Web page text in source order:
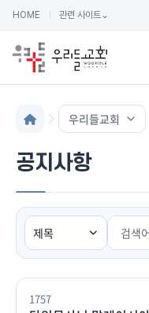
HOME 관련 사이트⌄
우리들교회
공지사항
1757